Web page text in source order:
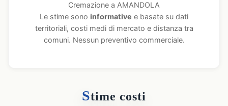
Cremazione a AMANDOLA
Le stime sono informative e basate su dati
territoriali, costi medi di mercato e distanza tra
comuni. Nessun preventivo commerciale.
Stime costi